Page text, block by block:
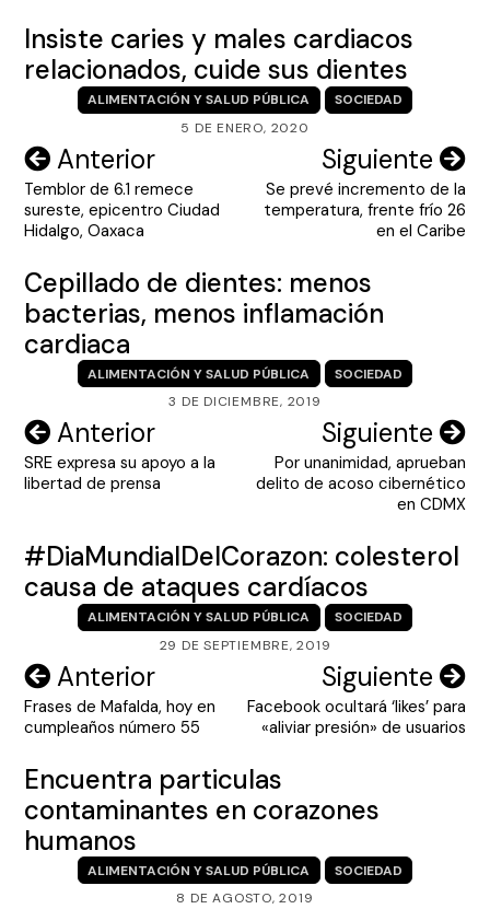
Insiste caries y males cardiacos
relacionados, cuide sus dientes
ALIMENTACIÓN Y SALUD PÚBLICA
SOCIEDAD
5 DE ENERO, 2020
Navegación
de
entradas
Anterior
Temblor de 6.1 remece
sureste, epicentro Ciudad
Hidalgo, Oaxaca
Siguiente
Se prevé incremento de la
temperatura, frente frío 26
en el Caribe
Cepillado de dientes: menos
bacterias, menos inflamación
cardiaca
ALIMENTACIÓN Y SALUD PÚBLICA
SOCIEDAD
3 DE DICIEMBRE, 2019
Navegación
de
Anterior
SRE expresa su apoyo a la
libertad de prensa
Siguiente
Por unanimidad, aprueban
delito de acoso cibernético
en CDMX
#DiaMundialDelCorazon: colesterol
causa de ataques cardíacos
ALIMENTACIÓN Y SALUD PÚBLICA
SOCIEDAD
29 DE SEPTIEMBRE, 2019
Navegación
de
Anterior
Frases de Mafalda, hoy en
cumpleaños número 55
Siguiente
Facebook ocultará ‘likes’ para
«aliviar presión» de usuarios
Encuentra particulas
contaminantes en corazones
humanos
ALIMENTACIÓN Y SALUD PÚBLICA
SOCIEDAD
8 DE AGOSTO, 2019